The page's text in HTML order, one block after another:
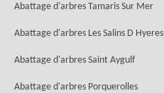
Abattage d'arbres Tamaris Sur Mer
Abattage d'arbres Les Salins D Hyeres
Abattage d'arbres Saint Aygulf
Abattage d'arbres Porquerolles